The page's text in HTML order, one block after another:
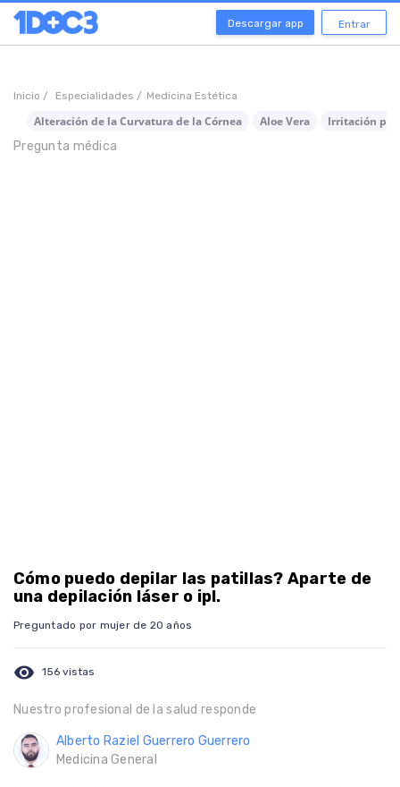
Descargar app Entrar
Inicio / Especialidades / Medicina Estética
Alteración de la Curvatura de la Córnea Aloe Vera
Irritación
Pregunta médica
Cómo puedo depilar las patillas? Aparte de
una depilación láser o ipl.
Preguntado por mujer de 20 años
visibility 156 vistas
Nuestro profesional de la salud responde
Alberto Raziel Guerrero Guerrero
Medicina General